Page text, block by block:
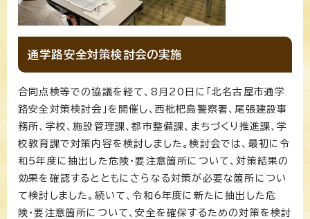
通学路安全対策検討会の実施
合同点検等での協議を経て、8月20日に「北名古屋市通学
路安全対策検討会」を開催し、西枇杷島警察署、尾張建設事
務所、学校、施設管理課、都市整備課、まちづくり推進課、学
校教育課で対策内容を検討しました。検討会では、最初に令
和5年度に抽出した危険・要注意箇所について、対策結果の
効果を確認するとともにさらなる対策が必要な箇所につい
て検討しました。続いて、令和6年度に新たに抽出した危
険・要注意箇所について、安全を確保するための対策を検討